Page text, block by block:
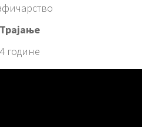
Трајање
4 године